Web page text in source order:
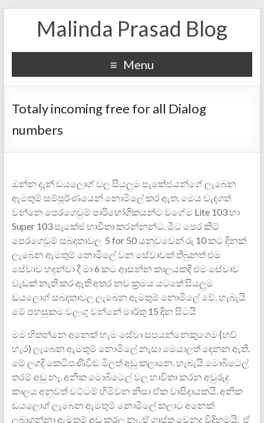
Malinda Prasad Blog
Menu
Totaly incoming free for all Dialog
numbers
ඔන්න දැන් ඩයලොග් වල සියලුම පැකේජයන්ගේ ලැබෙන
ඇමතුම් සම්පූර්ණයෙන් නොමිලේ කර ඇත. ‍මෙය වැදගත්
වන්නෙ පෙරගෙවුම් පාරිභෝගිකයන්ට වගේම Lite 103 හා
Super 103 පැකේජ භාවිතා කරන්නන්ට. මී‍ට පෙර කිට්
පෙරගෙවුම් සබදතාවල 5 for 50 යනුවවෙන් රු 10 කට දිනක්
ලැබෙන ඇමතුම් නොමිලේ වන සේවාවක් තිබුනත් එම
සේවාව හදුන්වා දී මා 6 කට ආසන්න කාලයකදී එම සේවාව
වැඩක් නැති කර ඇති අතර නව ක්‍රමය යටතේ සියලුම
ඩයලොග් සබදතාවල ලැබෙන ඇමතුම් නොමිලේ වේ. හැබැයි
මේ ‍පහසුකම වලංගු වන්නේ මාර්තු 15 දින සිටයි
මම හිතන්නෙ අනෙක් හැම සේවා සපයන්නෙකුගෙම (හච්
හැර) ලැබෙන ඇමතුම් නොමිලේ නැසා මෙයාලත් දෙනන ඇති.
මේ ලගදි කෙටිපණිවිඩ මිලත් අඩු කලානෙ. හැබැයි මොබිටෙල්
තරම් අඩු නෑ. අනික මොබිටෙල් වල භාවිතා කරන අවුරුදු
කාලය අනුවත් වට්ටම් හිමිවන නිසා ඒක වාසිදායකයි. අනික
ඩයලොග් ලැබෙන ඇමතුම් නොමිලේ කලාට අනෙක්
ලබාගන්නා ඇමතුම් අඩු කරල නෑ. ඒ ගාස්තු වෙනද විදිහමයි. ඒ